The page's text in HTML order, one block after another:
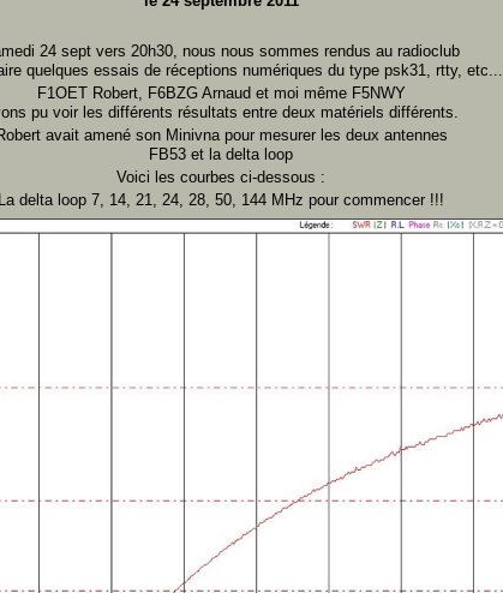
24 sept vers 20h30, nous nous sommes rendus au radioclub
quelques essais de réceptions numériques du type psk31, rtty, etc...
F1OET Robert, F6BZG Arnaud et moi même F5NWY
pu voir les différents résultats entre deux matériels différents.
avait amené son Minivna pour mesurer les deux antennes
FB53 et la delta loop
Voici les courbes ci-dessous :
La delta loop 7, 14, 21, 24, 28, 50, 144 MHz pour commencer !!!